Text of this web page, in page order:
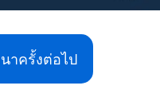
าครั้งต่อไป